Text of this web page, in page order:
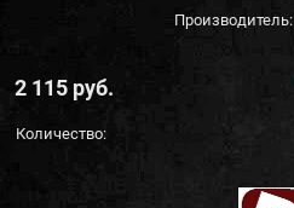
Производитель:
2 115 руб.
Количество: